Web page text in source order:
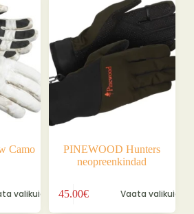
teha
tootelehel.
Camo
valikuid
PINEWOOD Hunters
neopreenkindad
45.00€ Vaata valikuid
tootel
on